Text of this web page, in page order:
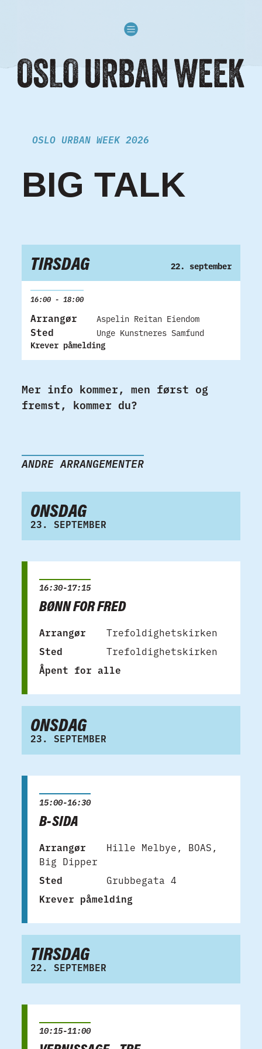
OSLO URBAN WEEK 2026
BIG TALK
TIRSDAG 22. september
16:00 - 18:00
Arrangør Aspelin Reitan Eiendom
Sted
Unge Kunstneres Samfund
Krever påmelding
Mer info kommer, men først og
fremst, kommer du?
ANDRE ARRANGEMENTER
ONSDAG
23. SEPTEMBER
16:30-17:15
BØNN FOR FRED
Arrangør
Trefoldighetskirken
Sted
Trefoldighetskirken
Åpent for alle
ONSDAG
23. SEPTEMBER
15:00-16:30
B-SIDA
Arrangør
Hille Melbye, BOAS,
Big Dipper
Sted
Grubbegata 4
Krever påmelding
TIRSDAG
22. SEPTEMBER
10:15-11:00